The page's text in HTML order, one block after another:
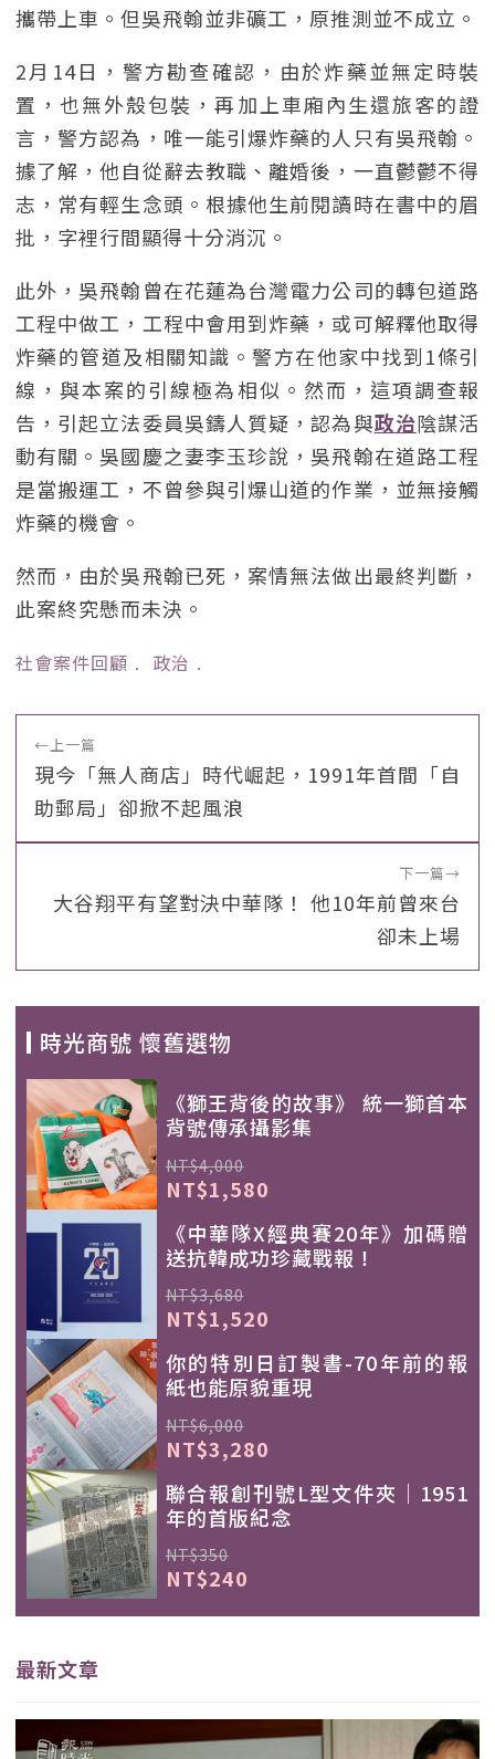
攜帶上車。但吳飛翰並非礦工，原推測並不成立。
2月14日，警方勘查確認，由於炸藥並無定時裝
置，也無外殼包裝，再加上車廂內生還旅客的證
言，警方認為，唯一能引爆炸藥的人只有吳飛翰。
據了解，他自從辭去教職、離婚後，一直鬱鬱不得
志，常有輕生念頭。根據他生前閱讀時在書中的眉
批，字裡行間顯得十分消沉。
此外，吳飛翰曾在花蓮為台灣電力公司的轉包道路
工程中做工，工程中會用到炸藥，或可解釋他取得
炸藥的管道及相關知識。警方在他家中找到1條引
線，與本案的引線極為相似。然而，這項調查報
告，引起立法委員吳鑄人質疑，認為與政治陰謀活
動有關。吳國慶之妻李玉珍說，吳飛翰在道路工程
是當搬運工，不曾參與引爆山道的作業，並無接觸
炸藥的機會。
然而，由於吳飛翰已死，案情無法做出最終判斷，
此案終究懸而未決。
社會案件回顧 ﹒ 政治 ﹒
←上一篇
現今「無人商店」時代崛起，1991年首間「自
助郵局」卻掀不起風浪
下一篇→
大谷翔平有望對決中華隊！ 他10年前曾來台
卻未上場
時光商號 懷舊選物
《獅王背後的故事》 統一獅首本
背號傳承攝影集
NT$4,000
NT$1,580
《中華隊X經典賽20年》加碼贈
送抗韓成功珍藏戰報！
NT$3,680
NT$1,520
你的特別日訂製書-70年前的報
紙也能原貌重現
NT$6,000
NT$3,280
聯合報創刊號L型文件夾｜1951
年的首版紀念
NT$350
NT$240
最新文章